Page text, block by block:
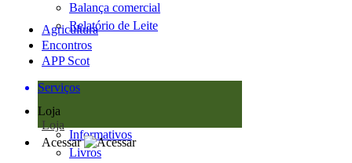
Balança comercial
Relatório de Leite
Agricultura
Encontros
APP Scot
Serviços
Loja
Loja
Informativos
Livros
Acessar